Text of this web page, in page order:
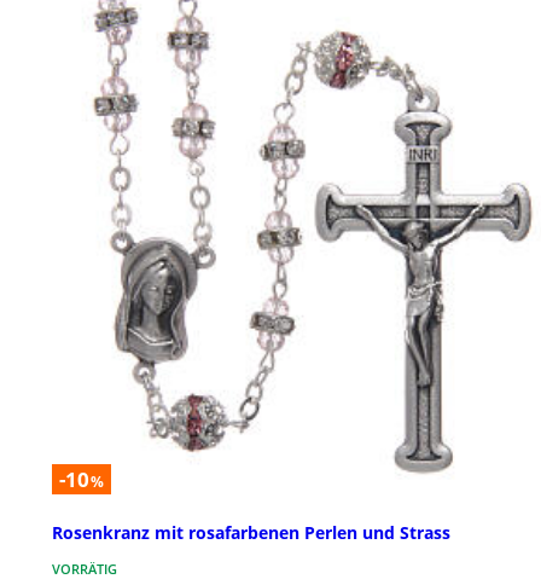
-10%
Rosenkranz mit rosafarbenen Perlen und Strass
VORRÄTIG